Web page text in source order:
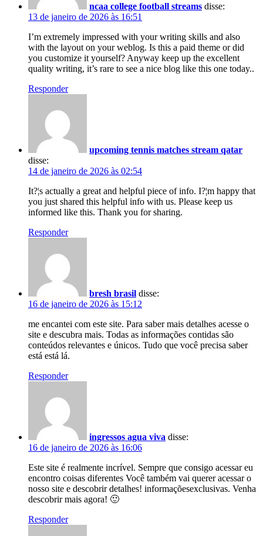
ncaa college football streams disse:
13 de janeiro de 2026 às 16:51
I’m extremely impressed with your writing skills and also
with the layout on your weblog. Is this a paid theme or did
you customize it yourself? Anyway keep up the excellent
quality writing, it’s rare to see a nice blog like this one today..
Responder
upcoming tennis matches stream qatar
disse:
14 de janeiro de 2026 às 02:54
It?¦s actually a great and helpful piece of info. I?¦m happy that
you just shared this helpful info with us. Please keep us
informed like this. Thank you for sharing.
Responder
bresh brasil disse:
16 de janeiro de 2026 às 15:12
me encantei com este site. Para saber mais detalhes acesse o
site e descubra mais. Todas as informações contidas são
conteúdos relevantes e únicos. Tudo que você precisa saber
está está lá.
Responder
ingressos agua viva disse:
16 de janeiro de 2026 às 16:06
Este site é realmente incrível. Sempre que consigo acessar eu
encontro coisas diferentes Você também vai querer acessar o
nosso site e descobrir detalhes! informaçõesexclusivas. Venha
descobrir mais agora! 🙂
Responder